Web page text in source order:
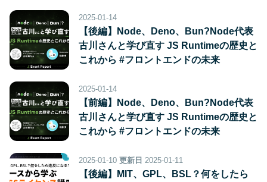
2025-01-14
【後編】Node、Deno、Bun?Node代表
古川さんと学び直す JS Runtimeの歴史と
これから #フロントエンドの未来
2025-01-14
【前編】Node、Deno、Bun?Node代表
古川さんと学び直す JS Runtimeの歴史と
これから #フロントエンドの未来
2025-01-10 更新日 2025-01-11
【後編】MIT、GPL、BSL？何をしたら